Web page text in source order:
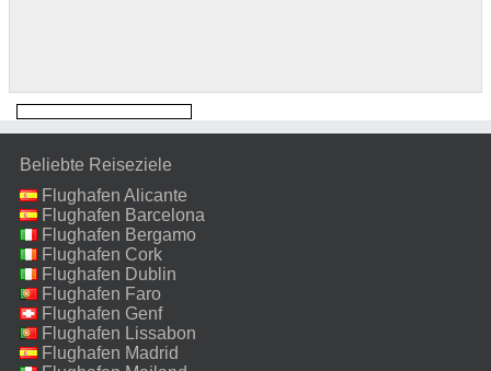
Beliebte Reiseziele
Flughafen Alicante
Flughafen Barcelona
Flughafen Bergamo
Flughafen Cork
Flughafen Dublin
Flughafen Faro
Flughafen Genf
Flughafen Lissabon
Flughafen Madrid